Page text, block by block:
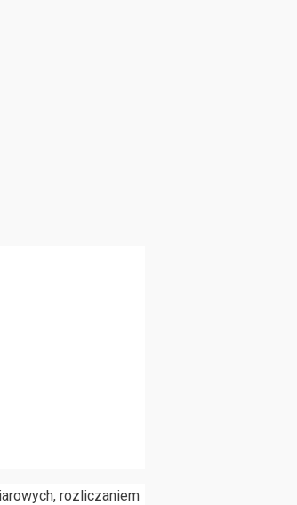
rozliczaniem